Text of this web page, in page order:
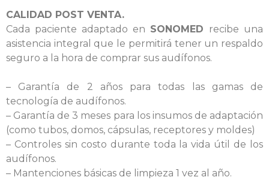
CALIDAD POST VENTA.
Cada paciente adaptado en SONOMED
recibe una
asistencia integral que le permitirá tener un respaldo
seguro a la hora de comprar sus audífonos.
– Garantía de 2 años para todas las gamas de
tecnología de audífonos.
– Garantía de 3 meses para los insumos de adaptación
(como tubos, domos, cápsulas, receptores y moldes)
– Controles sin costo durante toda la vida útil de los
audífonos.
– Mantenciones básicas de limpieza 1 vez al año.